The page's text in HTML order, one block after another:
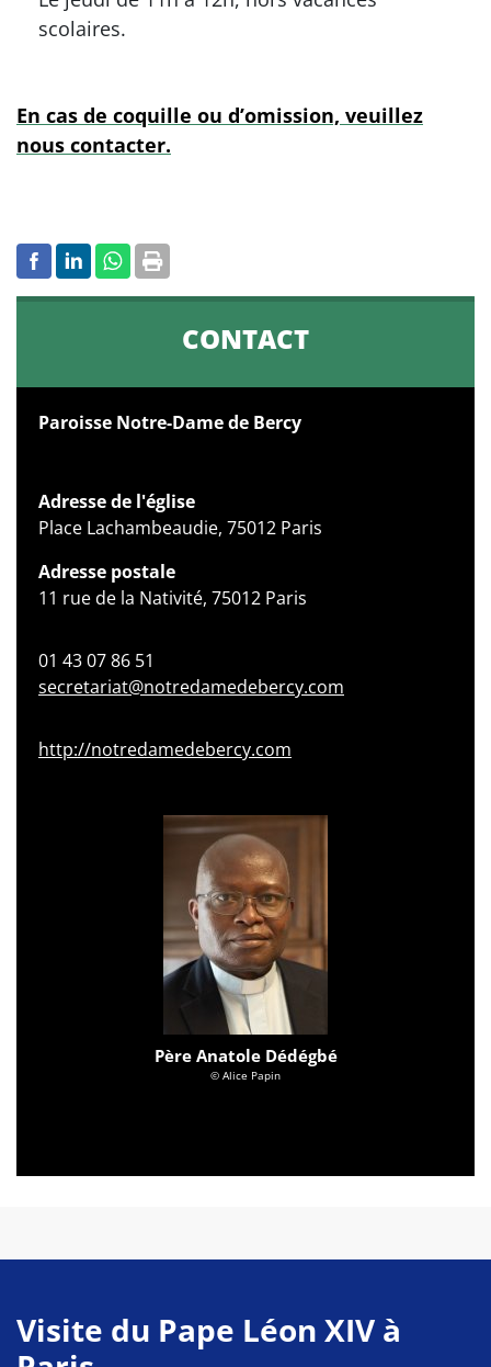
scolaires.
En cas de coquille ou d’omission, veuillez
nous contacter.
CONTACT
Paroisse Notre-Dame de Bercy
Adresse de l'église
Place Lachambeaudie, 75012 Paris
Adresse postale
11 rue de la Nativité, 75012 Paris
01 43 07 86 51
secretariat@notredamedebercy.com
http://notredamedebercy.com
Père Anatole Dédégbé
© Alice Papin
Visite du Pape Léon XIV à